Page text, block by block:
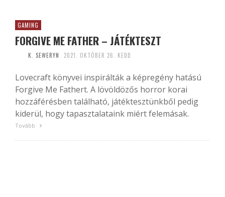
GAMING
FORGIVE ME FATHER – JÁTÉKTESZT
K. SEWERYN 2021. OKTÓBER 26. KEDD
Lovecraft könyvei inspirálták a képregény hatású
Forgive Me Fathert. A lövöldözős horror korai
hozzáférésben található, játéktesztünkből pedig
kiderül, hogy tapasztalataink miért felemásak.
Tovább